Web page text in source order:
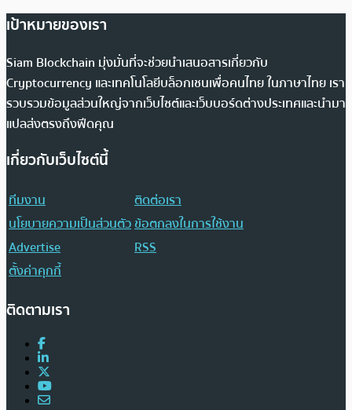
เป้าหมายของเรา
Siam Blockchain มุ่งมั่นที่จะช่วยนำเสนอสารเกี่ยวกับ
Cryptocurrency และเทคโนโลยีบล็อกเชนเพื่อคนไทย ในภาษาไทย เรา
รวบรวมข้อมูลส่วนใหญ่จากเว็บไซต์และเว็บบอร์ดต่างประเทศและนำมา
แปลส่งตรงถึงฟีดคุณ
เกี่ยวกับเว็บไซต์นี้
ทีมงาน
ติดต่อเรา
นโยบายความเป็นส่วนตัวข้อตกลงในการใช้งาน
Advertise
RSS
ตั้งค่าคุกกี้
ติดตามเรา